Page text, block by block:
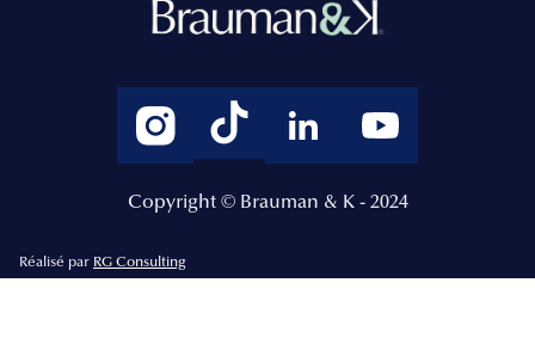
Copyright © Brauman & K - 2024
Réalisé par RG Consulting